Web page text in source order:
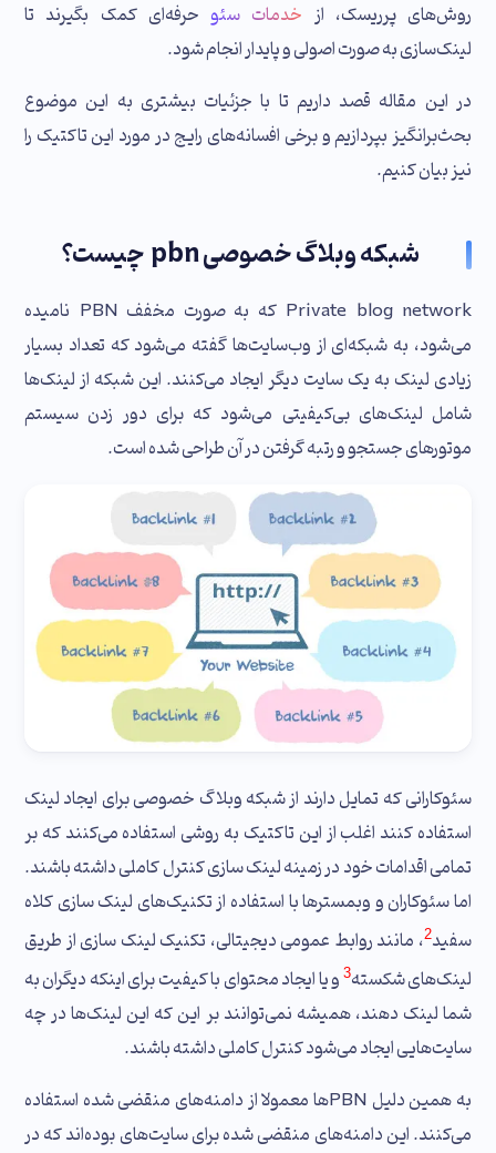
روش‌های پرریسک، از خدمات سئو حرفه‌ای کمک بگیرند تا
لینک‌سازی به صورت اصولی و پایدار انجام شود.
در این مقاله قصد داریم تا با جزئیات بیشتری به این موضوع
بحث‌برانگیز بپردازیم و برخی افسانه‌های رایج در مورد این تاکتیک را
نیز بیان کنیم.
شبکه وبلاگ خصوصی pbn چیست؟
Private blog network که به صورت مخفف PBN نامیده
می‌شود، به شبکه‌ای از وب‌سایت‌ها گفته می‌شود که تعداد بسیار
زیادی لینک به یک سایت دیگر ایجاد می‌کنند. این شبکه از لینک‌ها
شامل لینک‌های بی‌کیفیتی می‌شود که برای دور زدن سیستم
موتورهای جستجو و رتبه گرفتن در آن طراحی شده است.
سئوکارانی که تمایل دارند از شبکه‌ وبلاگ خصوصی برای ایجاد لینک
استفاده کنند اغلب از این تاکتیک به روشی استفاده می‌کنند که بر
تمامی اقدامات خود در زمینه لینک‌ سازی کنترل کاملی داشته باشند.
اما سئوکاران و وبمسترها با استفاده از تکنیک‌های لینک‌ سازی کلاه
سفید2، مانند روابط عمومی دیجیتالی، تکنیک لینک‌ سازی از طریق
لینک‌های شکسته3 و یا ایجاد محتوای با کیفیت برای اینکه دیگران به
شما لینک دهند، همیشه نمی‌توانند بر این که این لینک‌ها در چه
سایت‌هایی ایجاد می‌شود کنترل کاملی داشته باشند.
به همین دلیل PBNها معمولا از دامنه‌های منقضی شده استفاده
می‌کنند. این دامنه‌های منقضی شده برای سایت‌های بوده‌اند که در